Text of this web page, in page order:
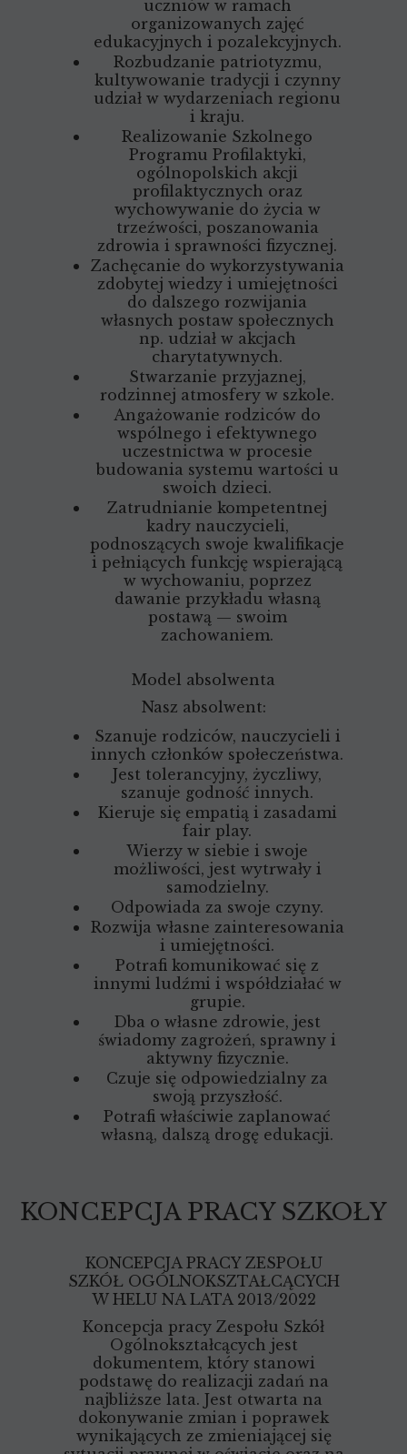
uczniów w ramach
organizowanych zajęć
edukacyjnych i pozalekcyjnych.
Rozbudzanie patriotyzmu,
kultywowanie tradycji i czynny
udział w wydarzeniach regionu
i kraju.
Realizowanie Szkolnego
Programu Profilaktyki,
ogólnopolskich akcji
profilaktycznych oraz
wychowywanie do życia w
trzeźwości, poszanowania
zdrowia i sprawności fizycznej.
Zachęcanie do wykorzystywania
zdobytej wiedzy i umiejętności
do dalszego rozwijania
własnych postaw społecznych
np. udział w akcjach
charytatywnych.
Stwarzanie przyjaznej,
rodzinnej atmosfery w szkole.
Angażowanie rodziców do
wspólnego i efektywnego
uczestnictwa w procesie
budowania systemu wartości u
swoich dzieci.
Zatrudnianie kompetentnej
kadry nauczycieli,
podnoszących swoje kwalifikacje
i pełniących funkcję wspierającą
w wychowaniu, poprzez
dawanie przykładu własną
postawą — swoim
zachowaniem.
Model absolwenta
Nasz absolwent:
Szanuje rodziców, nauczycieli i
innych członków społeczeństwa.
Jest tolerancyjny, życzliwy,
szanuje godność innych.
Kieruje się empatią i zasadami
fair play.
Wierzy w siebie i swoje
możliwości, jest wytrwały i
samodzielny.
Odpowiada za swoje czyny.
Rozwija własne zainteresowania
i umiejętności.
Potrafi komunikować się z
innymi ludźmi i współdziałać w
grupie.
Dba o własne zdrowie, jest
świadomy zagrożeń, sprawny i
aktywny fizycznie.
Czuje się odpowiedzialny za
swoją przyszłość.
Potrafi właściwie zaplanować
własną, dalszą drogę edukacji.
KONCEPCJA PRACY SZKOŁY
KONCEPCJA PRACY ZESPOŁU
SZKÓŁ OGÓLNOKSZTAŁCĄCYCH
W HELU NA LATA 2013/2022
Koncepcja pracy Zespołu Szkół
Ogólnokształcących jest
dokumentem, który stanowi
podstawę do realizacji zadań na
najbliższe lata. Jest otwarta na
dokonywanie zmian i poprawek
wynikających ze zmieniającej się